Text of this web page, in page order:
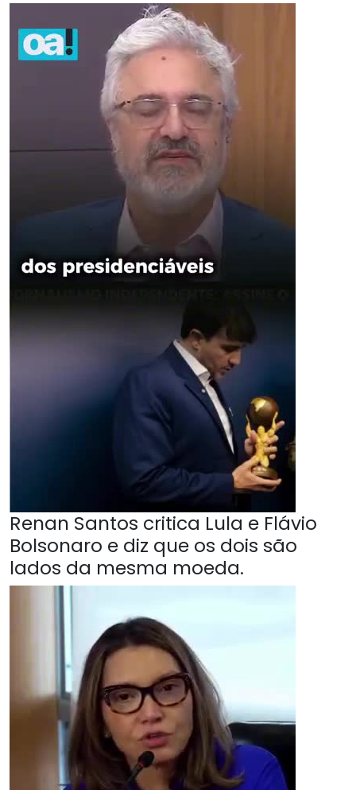
Renan Santos critica Lula e Flávio
Bolsonaro e diz que os dois são
lados da mesma moeda.